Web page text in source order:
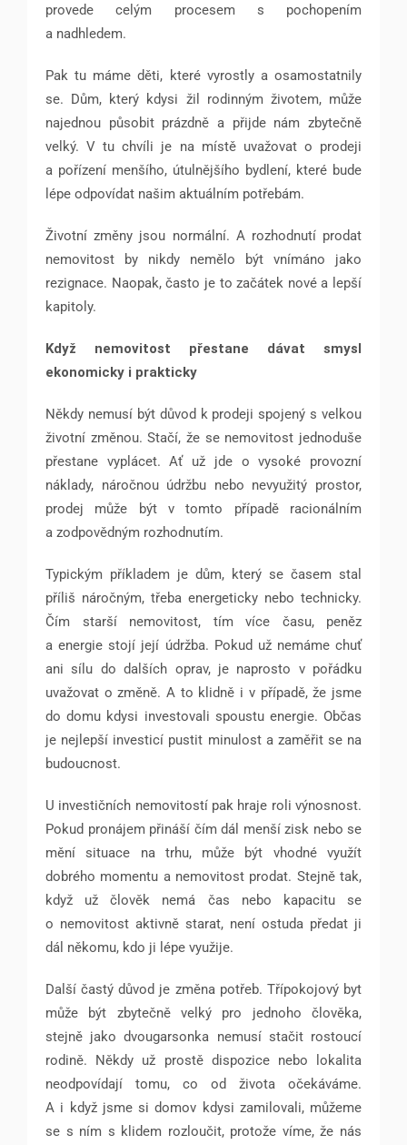
provede celým procesem s pochopením
a nadhledem.
Pak tu máme děti, které vyrostly a osamostatnily
se. Dům, který kdysi žil rodinným životem, může
najednou působit prázdně a přijde nám zbytečně
velký. V tu chvíli je na místě uvažovat o prodeji
a pořízení menšího, útulnějšího bydlení, které bude
lépe odpovídat našim aktuálním potřebám.
Životní změny jsou normální. A rozhodnutí prodat
nemovitost by nikdy nemělo být vnímáno jako
rezignace. Naopak, často je to začátek nové a lepší
kapitoly.
Když nemovitost přestane dávat smysl
ekonomicky i prakticky
Někdy nemusí být důvod k prodeji spojený s velkou
životní změnou. Stačí, že se nemovitost jednoduše
přestane vyplácet. Ať už jde o vysoké provozní
náklady, náročnou údržbu nebo nevyužitý prostor,
prodej může být v tomto případě racionálním
a zodpovědným rozhodnutím.
Typickým příkladem je dům, který se časem stal
příliš náročným, třeba energeticky nebo technicky.
Čím starší nemovitost, tím více času, peněz
a energie stojí její údržba. Pokud už nemáme chuť
ani sílu do dalších oprav, je naprosto v pořádku
uvažovat o změně. A to klidně i v případě, že jsme
do domu kdysi investovali spoustu energie. Občas
je nejlepší investicí pustit minulost a zaměřit se na
budoucnost.
U investičních nemovitostí pak hraje roli výnosnost.
Pokud pronájem přináší čím dál menší zisk nebo se
mění situace na trhu, může být vhodné využít
dobrého momentu a nemovitost prodat. Stejně tak,
když už člověk nemá čas nebo kapacitu se
o nemovitost aktivně starat, není ostuda předat ji
dál někomu, kdo ji lépe využije.
Další častý důvod je změna potřeb. Třípokojový byt
může být zbytečně velký pro jednoho člověka,
stejně jako dvougarsonka nemusí stačit rostoucí
rodině. Někdy už prostě dispozice nebo lokalita
neodpovídají tomu, co od života očekáváme.
A i když jsme si domov kdysi zamilovali, můžeme
se s ním s klidem rozloučit, protože víme, že nás